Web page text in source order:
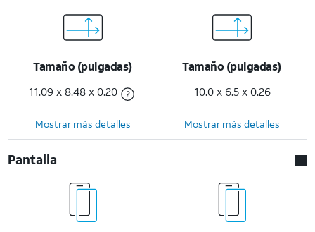
Tamaño (pulgadas)
11.09 x 8.48 x 0.20
Tamaño (pulgadas)
10.0 x 6.5 x 0.26
Mostrar más detalles Mostrar más detalles
Pantalla